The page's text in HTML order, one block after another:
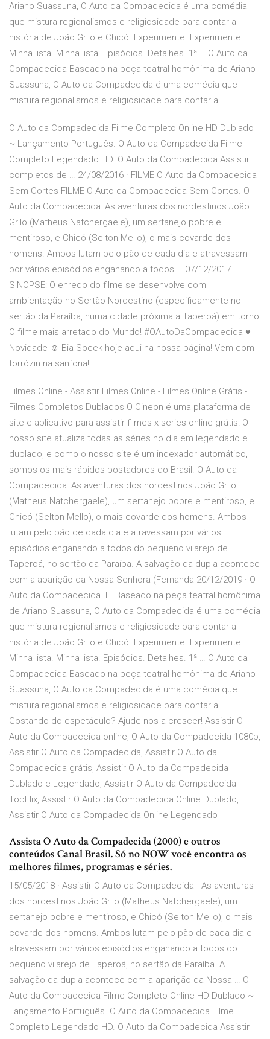
Ariano Suassuna, O Auto da Compadecida é uma comédia
que mistura regionalismos e religiosidade para contar a
história de João Grilo e Chicó. Experimente. Experimente.
Minha lista. Minha lista. Episódios. Detalhes. 1ª … O Auto da
Compadecida Baseado na peça teatral homônima de Ariano
Suassuna, O Auto da Compadecida é uma comédia que
mistura regionalismos e religiosidade para contar a …
O Auto da Compadecida Filme Completo Online HD Dublado
~ Lançamento Português. O Auto da Compadecida Filme
Completo Legendado HD. O Auto da Compadecida Assistir
completos de … 24/08/2016 · FILME O Auto da Compadecida
Sem Cortes FILME O Auto da Compadecida Sem Cortes. O
Auto da Compadecida: As aventuras dos nordestinos João
Grilo (Matheus Natchergaele), um sertanejo pobre e
mentiroso, e Chicó (Selton Mello), o mais covarde dos
homens. Ambos lutam pelo pão de cada dia e atravessam
por vários episódios enganando a todos … 07/12/2017 ·
SINOPSE: O enredo do filme se desenvolve com
ambientação no Sertão Nordestino (especificamente no
sertão da Paraíba, numa cidade próxima a Taperoá) em torno
O filme mais arretado do Mundo! #OAutoDaCompadecida ♥
Novidade ☺️ Bia Socek hoje aqui na nossa página! Vem com
forrózin na sanfona!
Filmes Online - Assistir Filmes Online - Filmes Online Grátis -
Filmes Completos Dublados O Cineon é uma plataforma de
site e aplicativo para assistir filmes x series online grátis! O
nosso site atualiza todas as séries no dia em legendado e
dublado, e como o nosso site é um indexador automático,
somos os mais rápidos postadores do Brasil. O Auto da
Compadecida: As aventuras dos nordestinos João Grilo
(Matheus Natchergaele), um sertanejo pobre e mentiroso, e
Chicó (Selton Mello), o mais covarde dos homens. Ambos
lutam pelo pão de cada dia e atravessam por vários
episódios enganando a todos do pequeno vilarejo de
Taperoá, no sertão da Paraíba. A salvação da dupla acontece
com a aparição da Nossa Senhora (Fernanda 20/12/2019 · O
Auto da Compadecida. L. Baseado na peça teatral homônima
de Ariano Suassuna, O Auto da Compadecida é uma comédia
que mistura regionalismos e religiosidade para contar a
história de João Grilo e Chicó. Experimente. Experimente.
Minha lista. Minha lista. Episódios. Detalhes. 1ª … O Auto da
Compadecida Baseado na peça teatral homônima de Ariano
Suassuna, O Auto da Compadecida é uma comédia que
mistura regionalismos e religiosidade para contar a …
Gostando do espetáculo? Ajude-nos a crescer! Assistir O
Auto da Compadecida online, O Auto da Compadecida 1080p,
Assistir O Auto da Compadecida, Assistir O Auto da
Compadecida grátis, Assistir O Auto da Compadecida
Dublado e Legendado, Assistir O Auto da Compadecida
TopFlix, Assistir O Auto da Compadecida Online Dublado,
Assistir O Auto da Compadecida Online Legendado
Assista O Auto da Compadecida (2000) e outros
conteúdos Canal Brasil. Só no NOW você encontra os
melhores filmes, programas e séries.
15/05/2018 · Assistir O Auto da Compadecida - As aventuras
dos nordestinos João Grilo (Matheus Natchergaele), um
sertanejo pobre e mentiroso, e Chicó (Selton Mello), o mais
covarde dos homens. Ambos lutam pelo pão de cada dia e
atravessam por vários episódios enganando a todos do
pequeno vilarejo de Taperoá, no sertão da Paraíba. A
salvação da dupla acontece com a aparição da Nossa … O
Auto da Compadecida Filme Completo Online HD Dublado ~
Lançamento Português. O Auto da Compadecida Filme
Completo Legendado HD. O Auto da Compadecida Assistir